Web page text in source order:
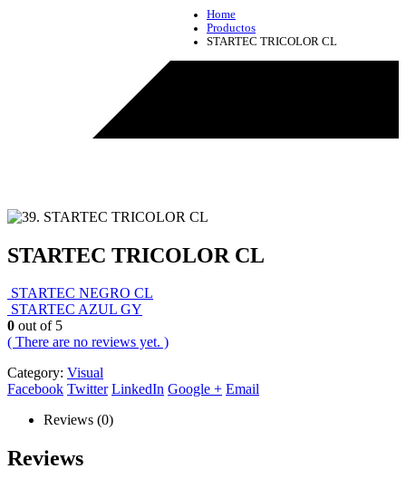
Home
Productos
STARTEC TRICOLOR CL
STARTEC TRICOLOR CL
STARTEC NEGRO CL
STARTEC AZUL GY
0 out of 5
( There are no reviews yet. )
Category: Visual
Facebook Twitter LinkedIn Google + Email
Reviews (0)
Reviews